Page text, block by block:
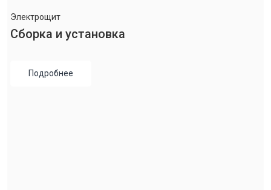
Электрощит
Сборка и установка
Подробнее